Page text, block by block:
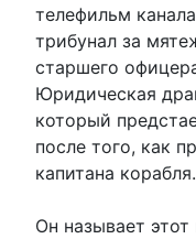
телефильм
трибунал за
старшего
Юридическая
который
после того, как
капитана корабля.
Он называет